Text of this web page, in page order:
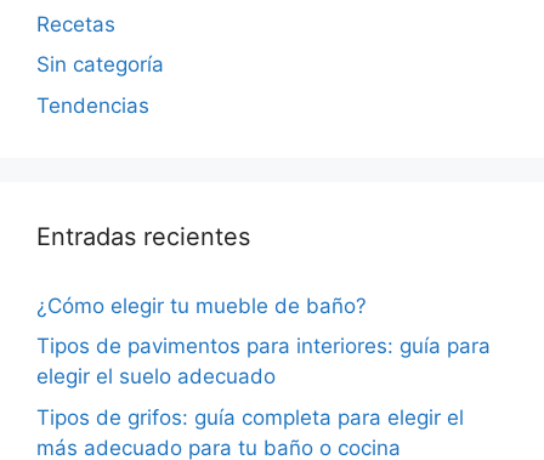
Recetas
Sin categoría
Tendencias
Entradas recientes
¿Cómo elegir tu mueble de baño?
Tipos de pavimentos para interiores: guía para
elegir el suelo adecuado
Tipos de grifos: guía completa para elegir el
más adecuado para tu baño o cocina